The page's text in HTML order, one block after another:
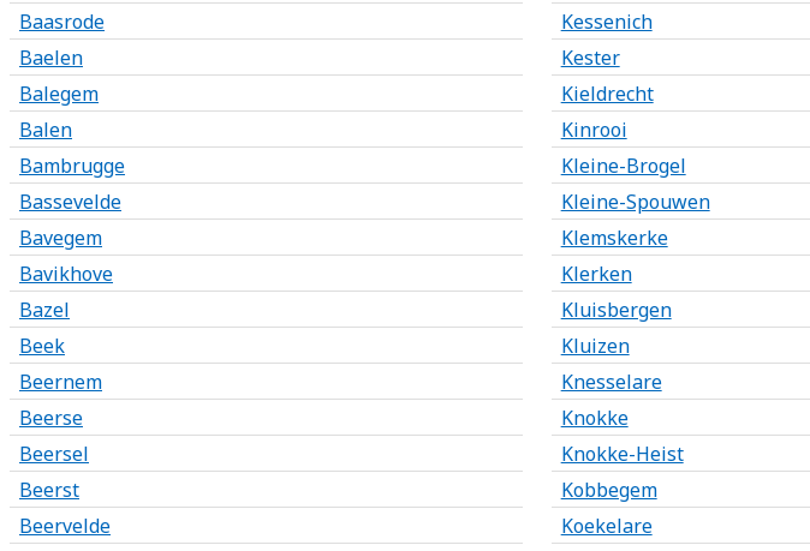
Baasrode
Baelen
Balegem
Balen
Bambrugge
Bassevelde
Bavegem
Bavikhove
Bazel
Beek
Beernem
Beerse
Beersel
Beerst
Beervelde
Kessenich
Kester
Kieldrecht
Kinrooi
Kleine-Brogel
Kleine-Spouwen
Klemskerke
Klerken
Kluisbergen
Kluizen
Knesselare
Knokke
Knokke-Heist
Kobbegem
Koekelare